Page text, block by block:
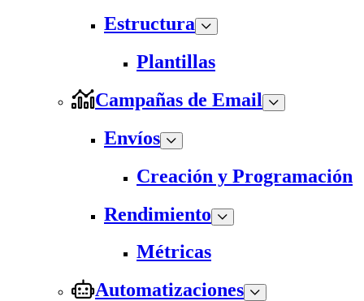
Estructura
Plantillas
Campañas de Email
Envíos
Creación y Programación
Rendimiento
Métricas
Automatizaciones